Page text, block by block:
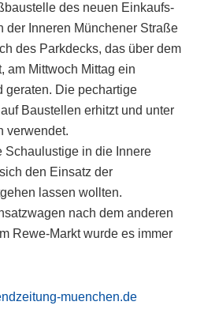
des neuen Einkaufs-
der Inneren Münchener Straße
des Parkdecks, das über dem
am Mittwoch Mittag ein
geraten. Die pechartige
Baustellen erhitzt und unter
verwendet.
Schaulustige in die Innere
den Einsatz der
lassen wollten.
nach dem anderen
Rewe-Markt wurde es immer
muenchen.de